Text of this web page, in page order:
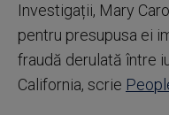
Investigații, Mary
pentru presupusa ei
fraudă derulată între
California, scrie